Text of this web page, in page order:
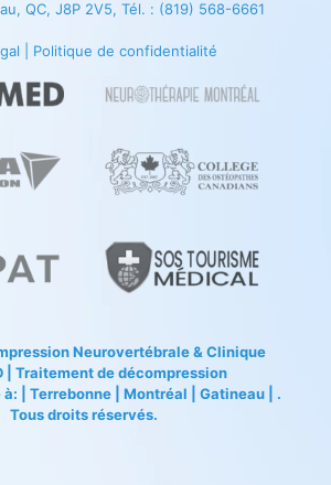
QC, J8P 2V5, Tél. : (819) 568-6661
Politique de confidentialité
Neurovertébrale& Clinique
| Traitement de décompression
| Terrebonne | Montréal | Gatineau | .
Tous droits réservés.